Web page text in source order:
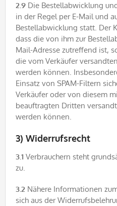
2.9 Die Bestellabwicklung
in der Regel per E-Mail und
Bestellabwicklung statt. Der
dass die von ihm zur
Mail-Adresse zutreffend ist,
die vom Verkäufer
werden können.
Einsatz von SPAM-Filtern
Verkäufer oder von diesem
beauftragten Dritten
werden können.
3) Widerrufsrecht
3.1 Verbrauchern steht
zu.
3.2 Nähere Informationen
sich aus der